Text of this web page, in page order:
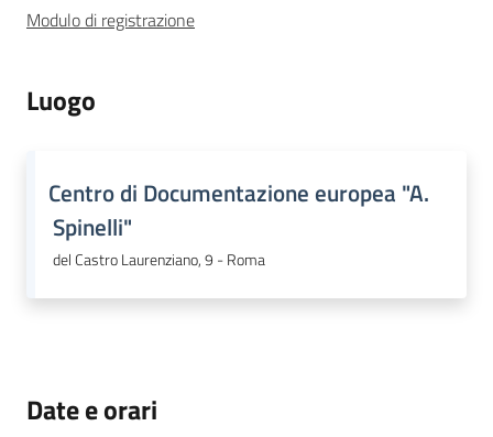
Emilia-
Romagna
Modulo di registrazione
Luogo
Centro di Documentazione europea "A.
Spinelli"
del Castro Laurenziano, 9 - Roma
Date e orari